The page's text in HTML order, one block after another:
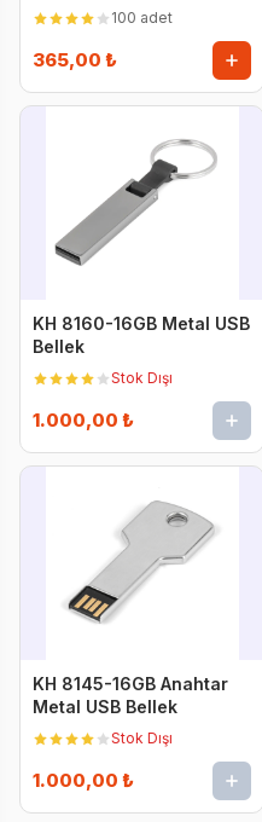
100 adet
365,00 ₺
KH 8160-16GB Metal USB
Bellek
Stok Dışı
1.000,00 ₺
KH 8145-16GB Anahtar
Metal USB Bellek
Stok Dışı
1.000,00 ₺